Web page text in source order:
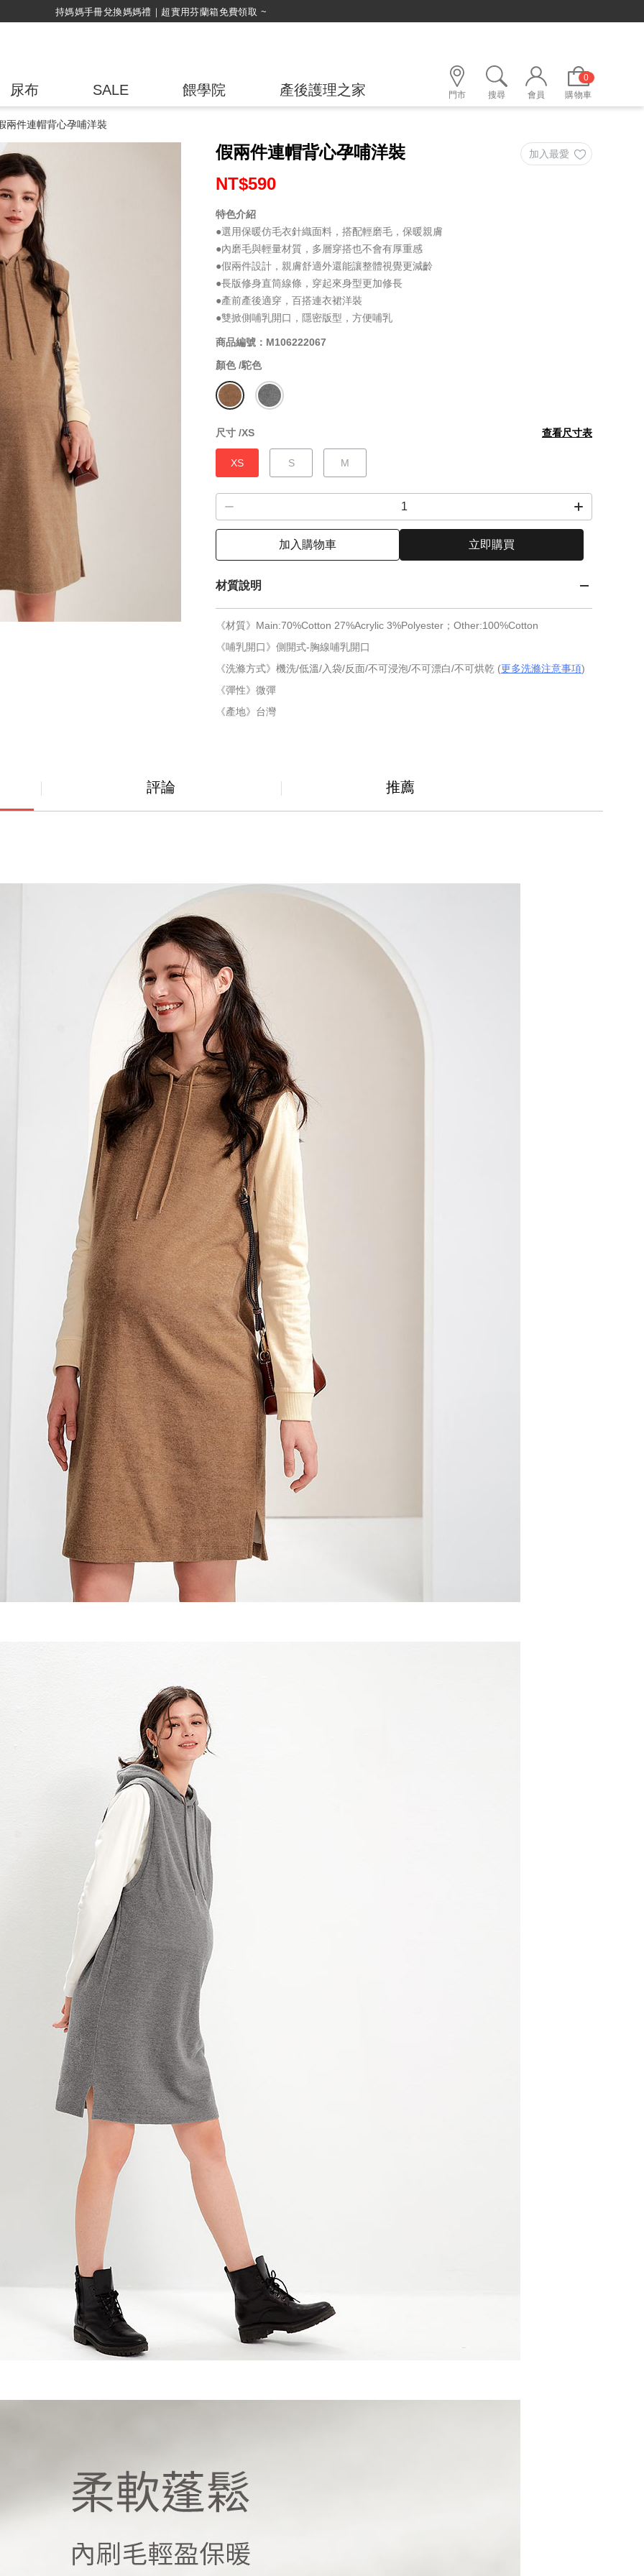
尿布 SALE 餵學院 產後護理之家 門市 搜尋 會員
0
購物車
兩件連帽背心孕哺洋裝
假兩件連帽背心孕哺洋裝
NT$590
特色介紹
●選用保暖仿毛衣針織面料，搭配輕磨毛，保暖親膚
●內磨毛與輕量材質，多層穿搭也不會有厚重感
●假兩件設計，親膚舒適外還能讓整體視覺更減齡
●長版修身直筒線條，穿起來身型更加修長
●產前產後適穿，百搭連衣裙洋裝
●雙掀側哺乳開口，隱密版型，方便哺乳
商品編號：M106222067
顏色 /駝色
尺寸 /XS 查看尺寸表
XS S M
加入購物車 立即購買
材質說明
《材質》Main:70%Cotton 27%Acrylic 3%Polyester；Other:100%Cotton
《哺乳開口》側開式-胸線哺乳開口
《洗滌方式》機洗/低溫/入袋/反面/不可浸泡/不可漂白/不可烘乾 (更多洗滌注意事項)
《彈性》微彈
《產地》台灣
評論 推薦